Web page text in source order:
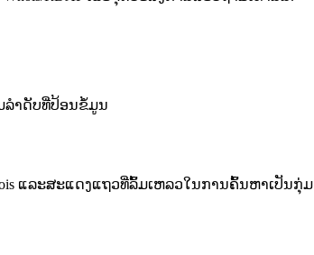
ລຳດັບທີ່ປ້ອນຂໍ້ມູນ
ແລະສະແດງແຖວທີ່ລົ້ມເຫລວໃນການຄົ້ນຫາເປັນກຸ່ມ